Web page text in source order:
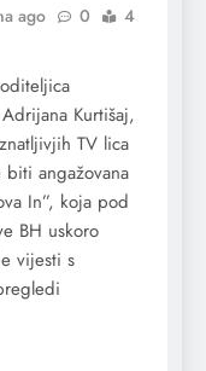
ago 0
4
Kurtišaj,
TV lica
angažovana
In”, koja pod
BH uskoro
vijesti s